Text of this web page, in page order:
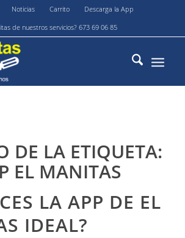
Noticias Carrito
Descarga la App
de nuestros servicios? 673 69 06 85
DE LA ETIQUETA:
EL MANITAS
LA APP DE EL
IDEAL?